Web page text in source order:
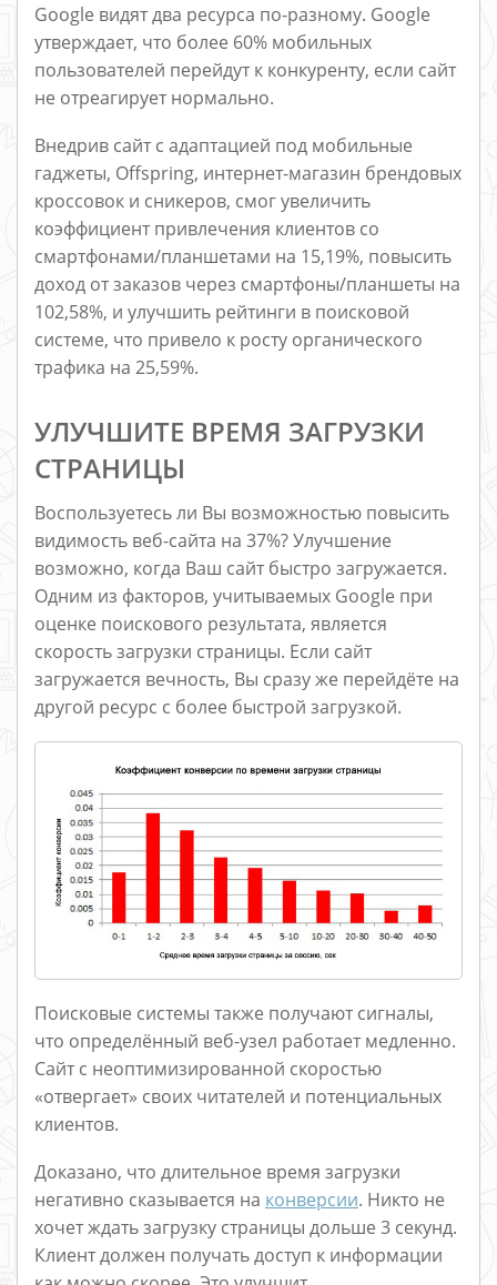
Google видят два ресурса по-разному. Google
утверждает, что более 60% мобильных
пользователей перейдут к конкуренту, если сайт
не отреагирует нормально.
Внедрив сайт с адаптацией под мобильные
гаджеты, Offspring, интернет-магазин брендовых
кроссовок и сникеров, смог увеличить
коэффициент привлечения клиентов со
смартфонами/планшетами на 15,19%, повысить
доход от заказов через смартфоны/планшеты на
102,58%, и улучшить рейтинги в поисковой
системе, что привело к росту органического
трафика на 25,59%.
УЛУЧШИТЕ ВРЕМЯ ЗАГРУЗКИ
СТРАНИЦЫ
Воспользуетесь ли Вы возможностью повысить
видимость веб-сайта на 37%? Улучшение
возможно, когда Ваш сайт быстро загружается.
Одним из факторов, учитываемых Google при
оценке поискового результата, является
скорость загрузки страницы. Если сайт
загружается вечность, Вы сразу же перейдёте на
другой ресурс с более быстрой загрузкой.
Поисковые системы также получают сигналы,
что определённый веб-узел работает медленно.
Сайт с неоптимизированной скоростью
«отвергает» своих читателей и потенциальных
клиентов.
Доказано, что длительное время загрузки
негативно сказывается на конверсии. Никто не
хочет ждать загрузку страницы дольше 3 секунд.
Клиент должен получать доступ к информации